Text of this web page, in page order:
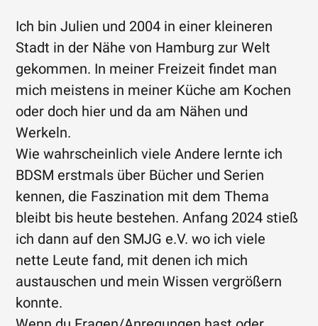
Ich bin Julien und 2004 in einer kleineren
Stadt in der Nähe von Hamburg zur Welt
gekommen. In meiner Freizeit findet man
mich meistens in meiner Küche am Kochen
oder doch hier und da am Nähen und
Werkeln.
Wie wahrscheinlich viele Andere lernte ich
BDSM erstmals über Bücher und Serien
kennen, die Faszination mit dem Thema
bleibt bis heute bestehen. Anfang 2024 stieß
ich dann auf den SMJG e.V. wo ich viele
nette Leute fand, mit denen ich mich
austauschen und mein Wissen vergrößern
konnte.